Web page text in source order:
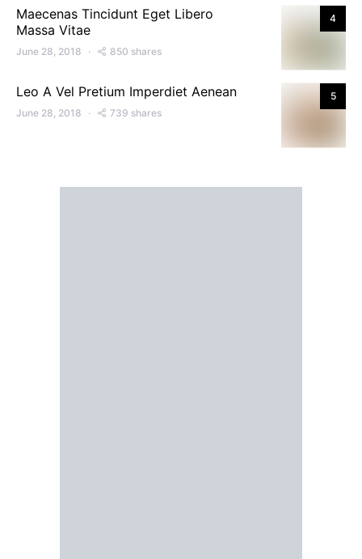
4
Maecenas Tincidunt Eget Libero
Massa Vitae
June 28, 2018 850 shares
5
Leo A Vel Pretium Imperdiet Aenean
June 28, 2018 739 shares